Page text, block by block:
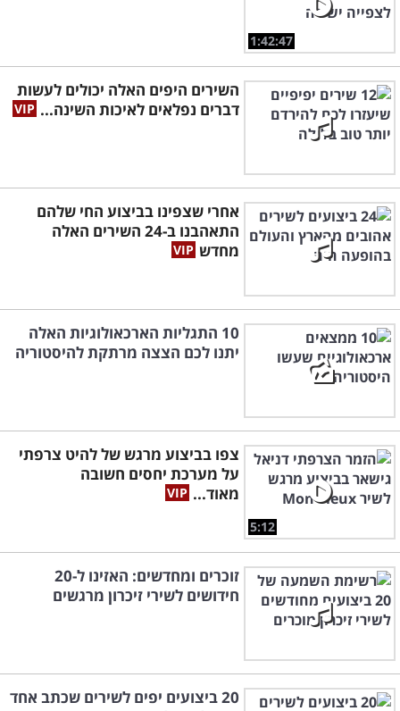
1:42:47
השירים היפים האלה יכולים לעשות
דברים נפלאים לאיכות השינה...
אחרי שצפינו בביצוע החי שלהם
התאהבנו ב-24 השירים האלה
מחדש
10 התגליות הארכאולוגיות האלה
יתנו לכם הצצה מרתקת להיסטוריה
5:12
צפו בביצוע מרגש של להיט צרפתי
על מערכת יחסים חשובה
מאוד...
זוכרים ומחדשים: האזינו ל-20
חידושים לשירי זיכרון מרגשים
20 ביצועים יפים לשירים שכתב אחד